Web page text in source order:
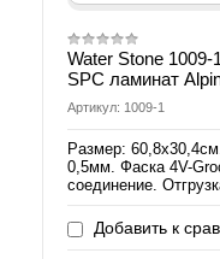
Water Stone
SPC ламинат
Артикул: 1009-1
Размер:
0,5мм. Фаска 4V-
соединение.
Добавить к